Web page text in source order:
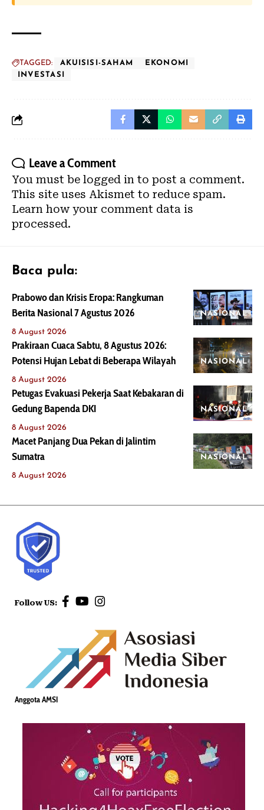
TAGGED: AKUISISI-SAHAM
EKONOMI
INVESTASI
Leave a Comment
You must be logged in to post a comment.
This site uses Akismet to reduce spam.
Learn how your comment data is
processed.
Baca pula:
NASIONAL
Prabowo dan Krisis Eropa: Rangkuman
Berita Nasional 7 Agustus 2026
8 August 2026
NASIONAL
Prakiraan Cuaca Sabtu, 8 Agustus 2026:
Potensi Hujan Lebat di Beberapa Wilayah
8 August 2026
NASIONAL
Petugas Evakuasi Pekerja Saat Kebakaran di
Gedung Bapenda DKI
8 August 2026
NASIONAL
Macet Panjang Dua Pekan di Jalintim
Sumatra
8 August 2026
Follow US:
Anggota AMSI